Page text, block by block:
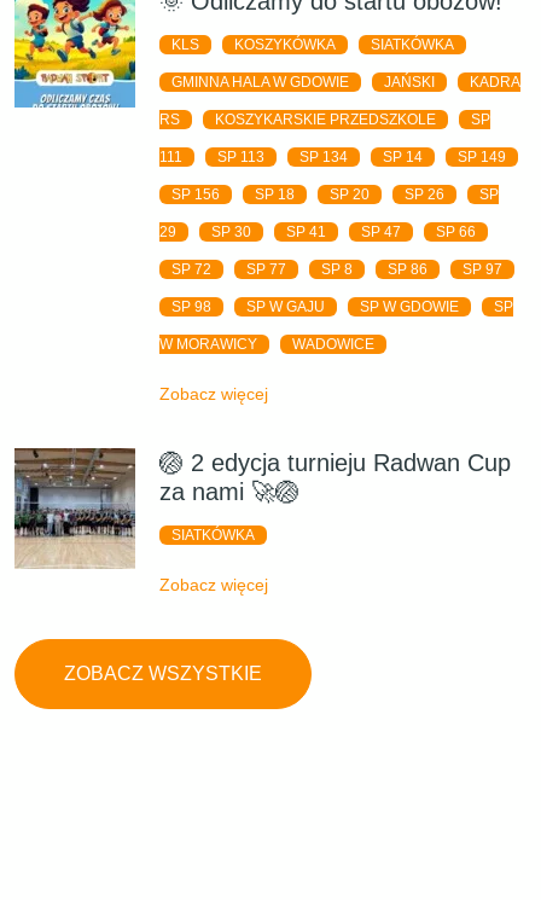
KLS KOSZYKÓWKA SIATKÓWKA
GMINNA HALA W GDOWIE JAŃSKI KADRA
RS KOSZYKARSKIE PRZEDSZKOLE SP
111 SP 113 SP 134 SP 14 SP 149
SP 156 SP 18 SP 20 SP 26 SP
29 SP 30 SP 41 SP 47 SP 66
SP 72 SP 77 SP 8 SP 86 SP 97
SP 98 SP W GAJU SP W GDOWIE SP
W MORAWICY WADOWICE
Zobacz więcej
🏐 2 edycja turnieju Radwan Cup
za nami 🚀🏐
SIATKÓWKA
Zobacz więcej
ZOBACZ WSZYSTKIE